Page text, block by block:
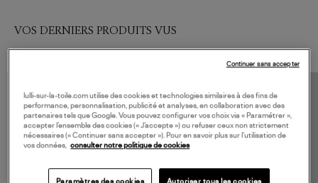
VOS DERNIERS PRODUITS VUS
lulli-sur-la-toile.com utilise des cookies et technologies similaires à des fins de
performance, personnalisation, publicité et analyses, en collaboration avec des
partenaires tels que Google. Vous pouvez configurer vos choix via « Paramétrer »,
accepter l’ensemble des cookies (« J’accepte ») ou refuser ceux non strictement
nécessaires (« Continuer sans accepter »). Pour en savoir plus sur l’utilisation de
vos données, consulter notre politique de cookies
Continuer sans accepter